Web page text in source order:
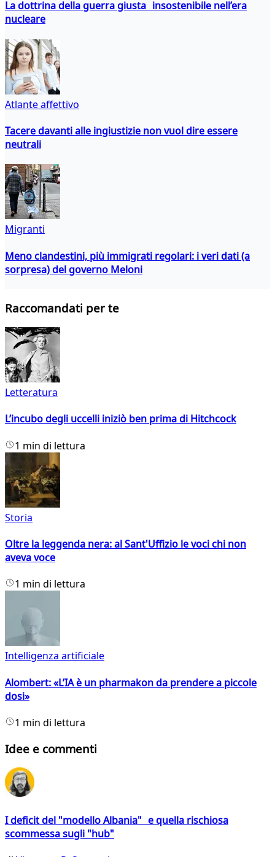
La dottrina della guerra giusta insostenibile nell’era
nucleare
Atlante affettivo
Tacere davanti alle ingiustizie non vuol dire essere
neutrali
Migranti
Meno clandestini, più immigrati regolari: i veri dati (a
sorpresa) del governo Meloni
Raccomandati per te
Letteratura
L’incubo degli uccelli iniziò ben prima di Hitchcock
1 min di lettura
Storia
Oltre la leggenda nera: al Sant'Uffizio le voci chi non
aveva voce
1 min di lettura
Intelligenza artificiale
Alombert: «L’IA è un pharmakon da prendere a piccole
dosi»
1 min di lettura
Idee e commenti
I deficit del "modello Albania" e quella rischiosa
scommessa sugli "hub"